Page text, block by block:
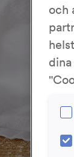
och